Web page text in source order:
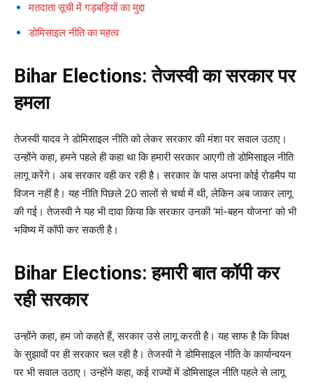
मतदाता सूची में गड़बड़ियों का मुद्दा
डोमिसाइल नीति का महत्व
Bihar Elections: तेजस्वी का सरकार पर
हमला
तेजस्वी यादव ने डोमिसाइल नीति को लेकर सरकार की मंशा पर सवाल उठाए।
उन्होंने कहा, हमने पहले ही कहा था कि हमारी सरकार आएगी तो डोमिसाइल नीति
लागू करेंगे। अब सरकार वही कर रही है। सरकार के पास अपना कोई रोडमैप या
विजन नहीं है। यह नीति पिछले 20 सालों से चर्चा में थी, लेकिन अब जाकर लागू
की गई। तेजस्वी ने यह भी दावा किया कि सरकार उनकी ‘मां-बहन योजना’ को भी
भविष्य में कॉपी कर सकती है।
Bihar Elections: हमारी बात कॉपी कर
रही सरकार
उन्होंने कहा, हम जो कहते हैं, सरकार उसे लागू करती है। यह साफ है कि विपक्ष
के सुझावों पर ही सरकार चल रही है। तेजस्वी ने डोमिसाइल नीति के कार्यान्वयन
पर भी सवाल उठाए। उन्होंने कहा, कई राज्यों में डोमिसाइल नीति पहले से लागू